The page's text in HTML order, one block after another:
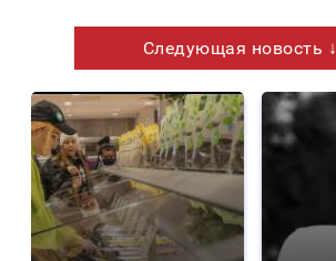
Следующая новость ↓